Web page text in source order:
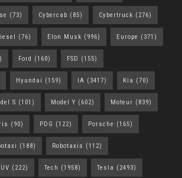
(73) Cybercab (85) Cybertruck (276)
(76) Elon Musk (996) Europe (371)
Ford (160) FSD (155)
Hyundai (159) IA (3417) Kia (70)
S (101) Model Y (602) Moteur (839)
(90) PDG (122) Porsche (165)
(188) Robotaxis (112)
(222) Tech (1958) Tesla (2493)